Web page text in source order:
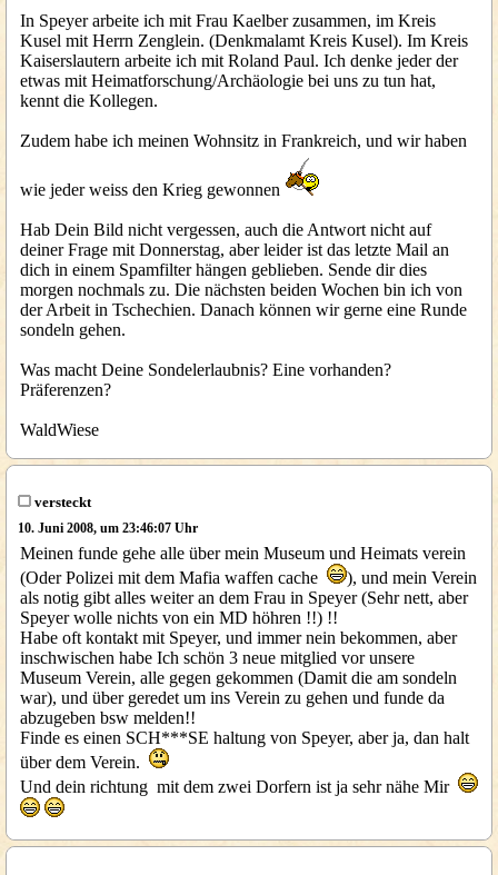
In Speyer arbeite ich mit Frau Kaelber zusammen, im Kreis
Kusel mit Herrn Zenglein. (Denkmalamt Kreis Kusel). Im Kreis
Kaiserslautern arbeite ich mit Roland Paul. Ich denke jeder der
etwas mit Heimatforschung/Archäologie bei uns zu tun hat,
kennt die Kollegen.
Zudem habe ich meinen Wohnsitz in Frankreich, und wir haben
wie jeder weiss den Krieg gewonnen
Hab Dein Bild nicht vergessen, auch die Antwort nicht auf
deiner Frage mit Donnerstag, aber leider ist das letzte Mail an
dich in einem Spamfilter hängen geblieben. Sende dir dies
morgen nochmals zu. Die nächsten beiden Wochen bin ich von
der Arbeit in Tschechien. Danach können wir gerne eine Runde
sondeln gehen.
Was macht Deine Sondelerlaubnis? Eine vorhanden?
Präferenzen?
WaldWiese
versteckt
10. Juni 2008, um 23:46:07 Uhr
Meinen funde gehe alle über mein Museum und Heimats verein
(Oder Polizei mit dem Mafia waffen cache
), und mein Verein
als notig gibt alles weiter an dem Frau in Speyer (Sehr nett, aber
Speyer wolle nichts von ein MD höhren !!) !!
Habe oft kontakt mit Speyer, und immer nein bekommen, aber
inschwischen habe Ich schön 3 neue mitglied vor unsere
Museum Verein, alle gegen gekommen (Damit die am sondeln
war), und über geredet um ins Verein zu gehen und funde da
abzugeben bsw melden!!
Finde es einen SCH***SE haltung von Speyer, aber ja, dan halt
über dem Verein.
Und dein richtung mit dem zwei Dorfern ist ja sehr nähe Mir